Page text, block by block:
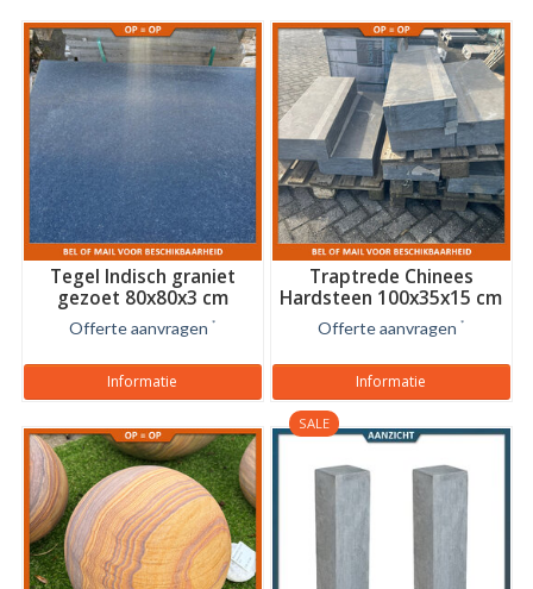
Tegel Indisch graniet
gezoet 80x80x3 cm
Offerte aanvragen *
Informatie
SALE
Traptrede Chinees
Hardsteen 100x35x15 cm
anti-slip - B keus
Offerte aanvragen *
Informatie